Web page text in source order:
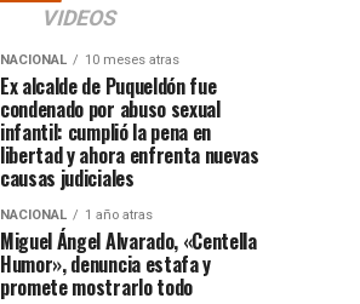
VIDEOS
NACIONAL 10 meses atras
Ex alcalde de Puqueldón fue
condenado por abuso sexual
infantil: cumplió la pena en
libertad y ahora enfrenta nuevas
causas judiciales
NACIONAL 1 año atras
Miguel Ángel Alvarado, «Centella
Humor», denuncia estafa y
promete mostrarlo todo